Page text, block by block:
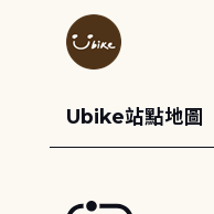
Ubike站點地圖